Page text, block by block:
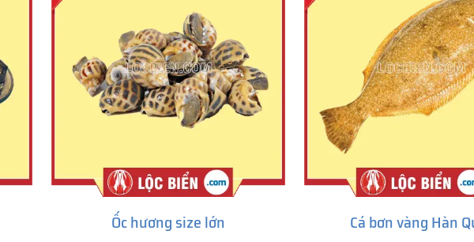
Ốc hương size lớn Cá bơn vàng Hàn